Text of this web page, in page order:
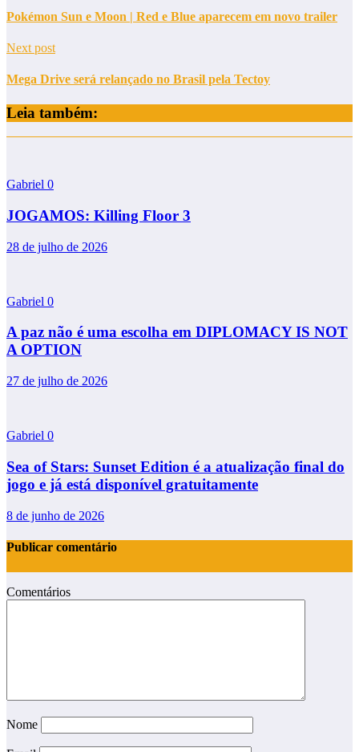
Pokémon Sun e Moon | Red e Blue aparecem em novo trailer
Next post
Mega Drive será relançado no Brasil pela Tectoy
Leia também:
Gabriel 0
JOGAMOS: Killing Floor 3
28 de julho de 2026
Gabriel 0
A paz não é uma escolha em DIPLOMACY IS NOT
A OPTION
27 de julho de 2026
Gabriel 0
Sea of Stars: Sunset Edition é a atualização final do
jogo e já está disponível gratuitamente
8 de junho de 2026
Publicar comentário
Comentários
Nome